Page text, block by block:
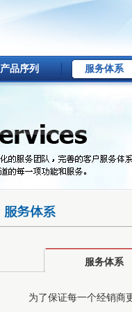
产品序列 服务体系
服务体系
为了保证每一个经销商